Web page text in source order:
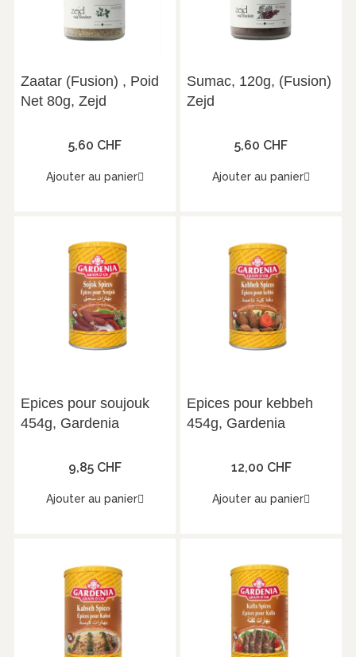
Zaatar (Fusion) , Poid
Net 80g, Zejd
5,60 CHF
Ajouter au panier
Sumac, 120g, (Fusion)
Zejd
5,60 CHF
Ajouter au panier
Epices pour soujouk
454g, Gardenia
9,85 CHF
Ajouter au panier
Epices pour kebbeh
454g, Gardenia
12,00 CHF
Ajouter au panier